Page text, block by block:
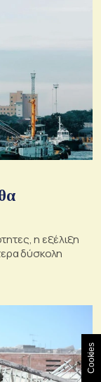
η εξέλιξη
δύσκολη
Cookies